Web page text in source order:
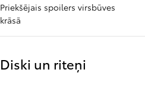
Priekšējais spoilers virsbūves
krāsā
Diski un riteņi